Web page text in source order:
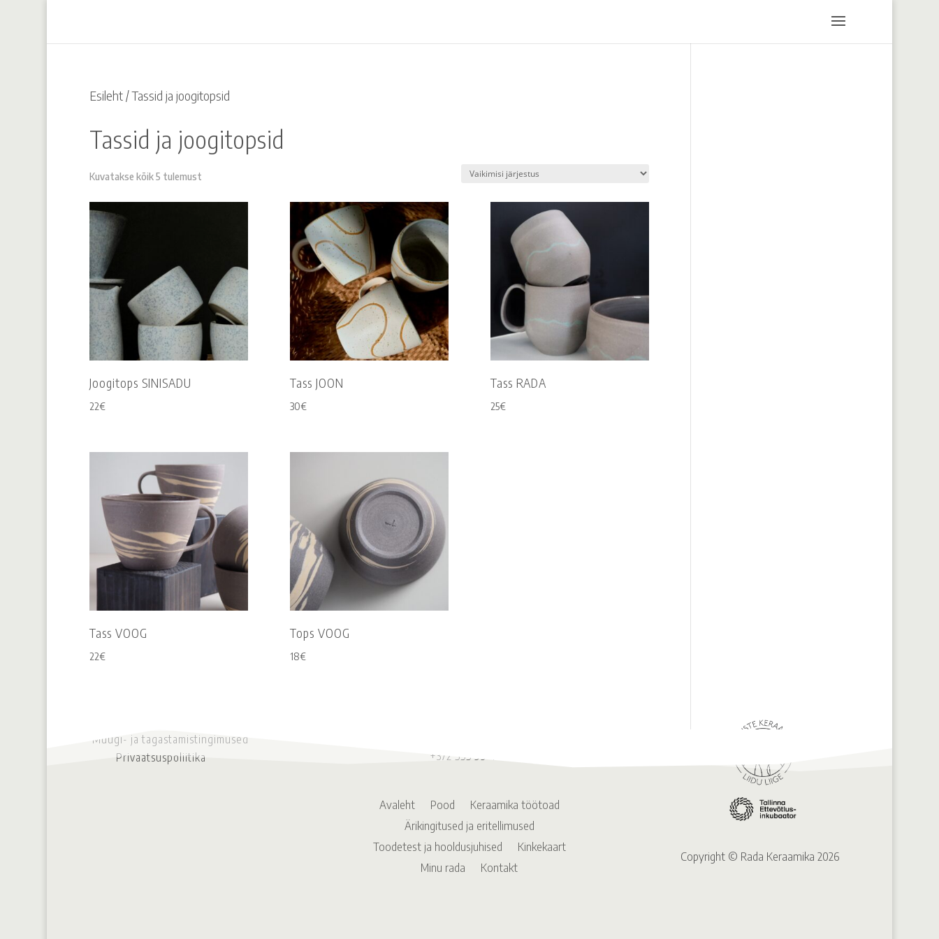
Esileht/ Tassid ja joogitopsid
Tassid ja joogitopsid
Kuvatakse kõik 5 tulemust
Joogitops SINISADU
22€
Tass JOON
30€
Tass RADA
25€
Tass VOOG
22€
Tops VOOG
18€
Müügi- ja tagastamistingimused
Privaatsuspoliitika
+372 555 99 484
Avaleht Pood
Keraamika töötoad
Ärikingitused ja eritellimused
Toodetest ja hooldusjuhised
Kinkekaart
Minu rada
Kontakt
Copyright © Rada Keraamika 2026